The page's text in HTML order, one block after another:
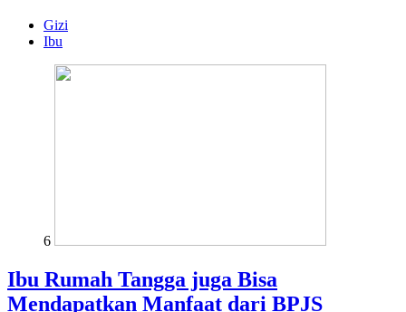
Gizi
Ibu
6
Ibu Rumah Tangga juga Bisa
Mendapatkan Manfaat dari BPJS